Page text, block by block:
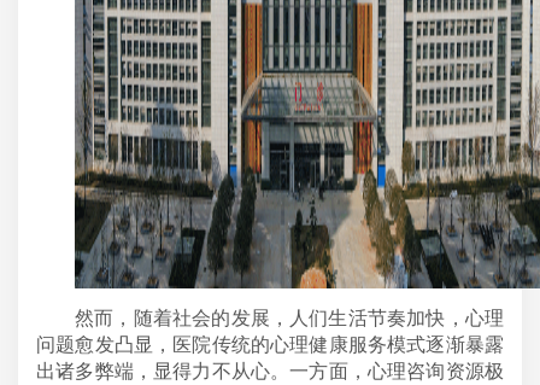
然而，随着社会的发展，人们生活节奏加快，心理
问题愈发凸显，医院传统的心理健康服务模式逐渐暴露
出诸多弊端，显得力不从心。一方面，心理咨询资源极